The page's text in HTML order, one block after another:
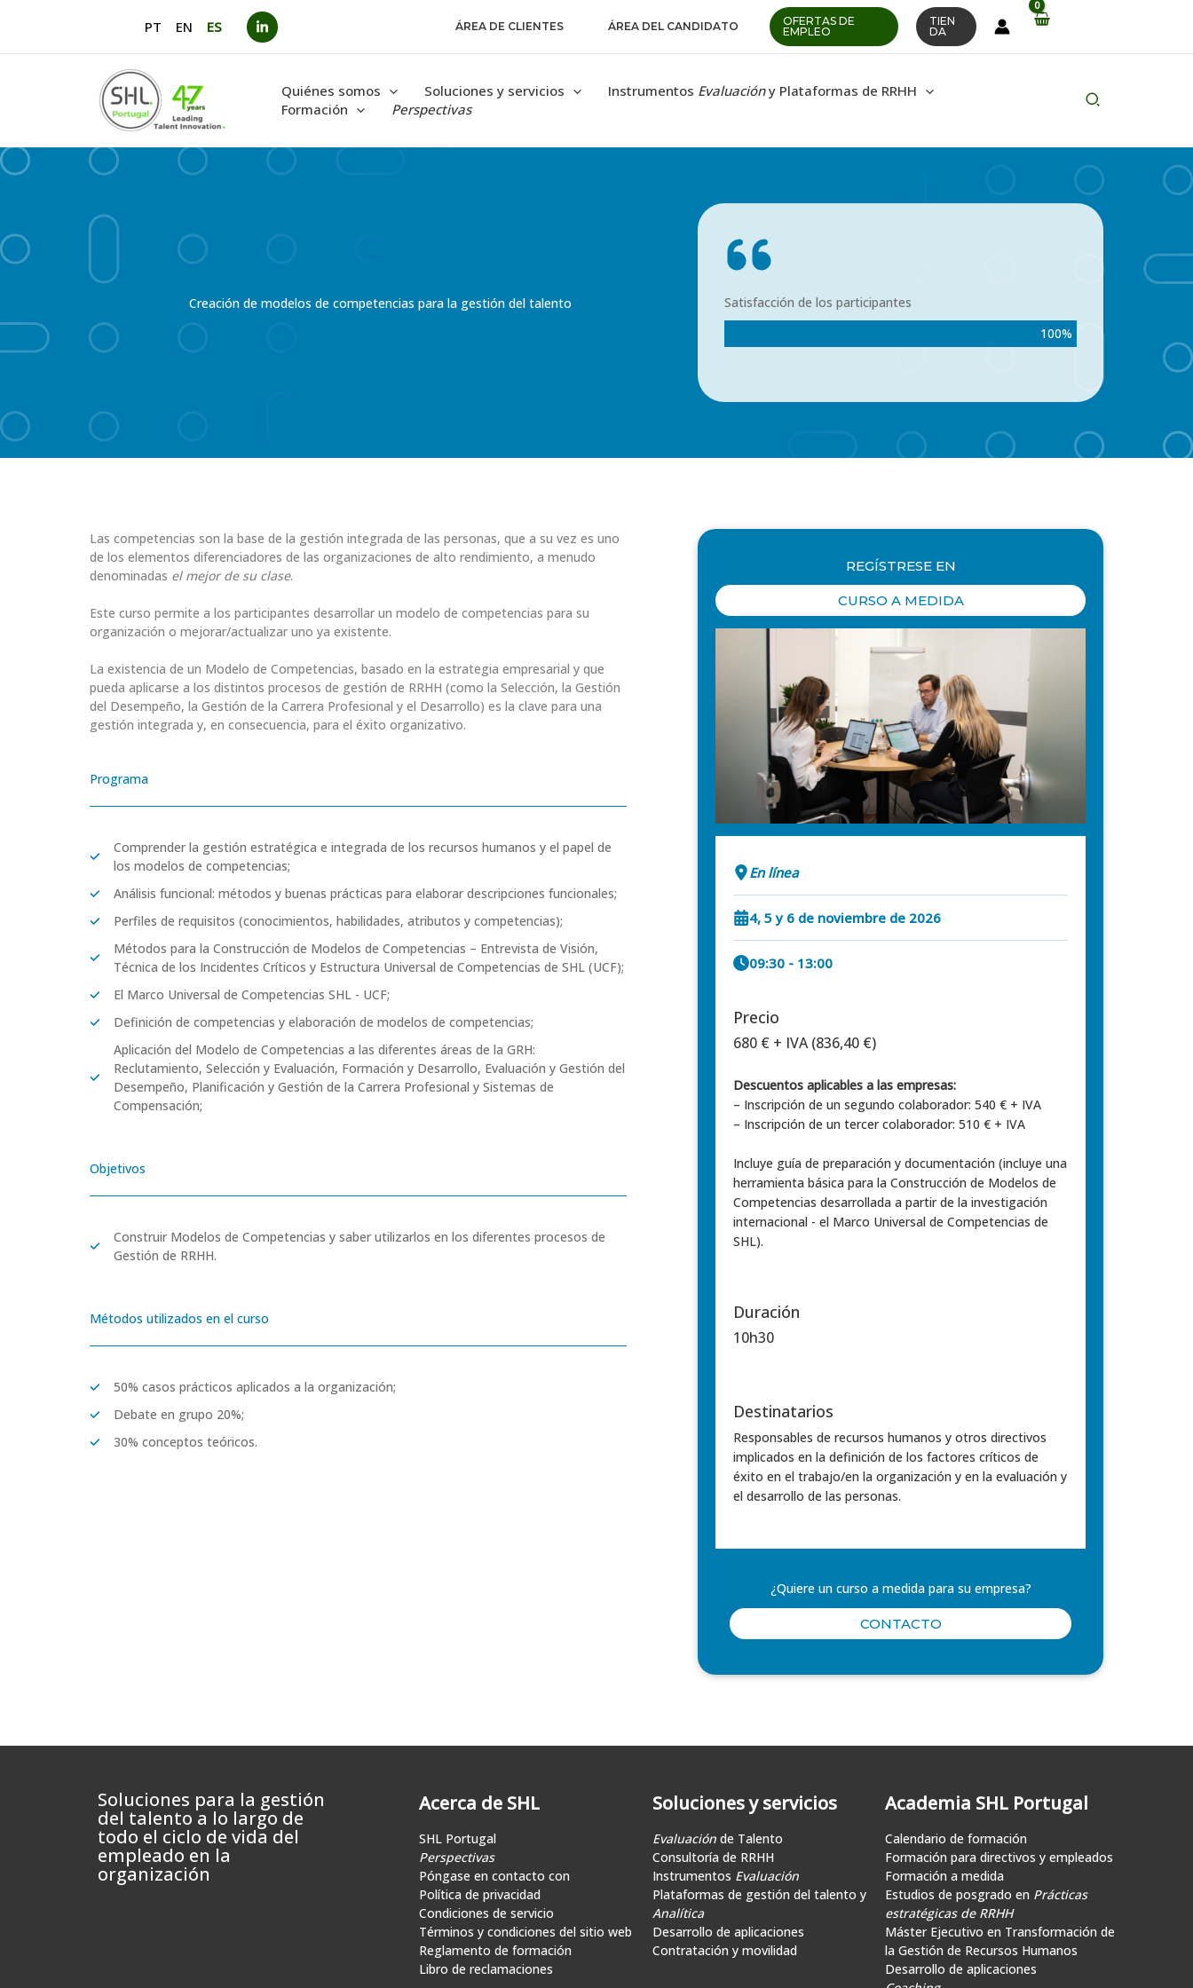
PT EN ES ÁREA DE CLIENTES ÁREA DEL CANDIDATO
OFERTAS DE
EMPLEO
TIEN
DA
Quiénes somos Soluciones y servicios Instrumentos Evaluacióny Plataformas de RRHH
Formación
Perspectivas
Buscar
Creación de modelos de competencias para la gestión del talento
Satisfacción de los participantes
100%
Las competencias son la base de la gestión integrada de las personas, que a su vez es uno
de los elementos diferenciadores de las organizaciones de alto rendimiento, a menudo
denominadas el mejor de su clase.
Este curso permite a los participantes desarrollar un modelo de competencias para su
organización o mejorar/actualizar uno ya existente.
La existencia de un Modelo de Competencias, basado en la estrategia empresarial y que
pueda aplicarse a los distintos procesos de gestión de RRHH (como la Selección, la Gestión
del Desempeño, la Gestión de la Carrera Profesional y el Desarrollo) es la clave para una
gestión integrada y, en consecuencia, para el éxito organizativo.
Programa
Comprender la gestión estratégica e integrada de los recursos humanos y el papel de
los modelos de competencias;
Análisis funcional: métodos y buenas prácticas para elaborar descripciones funcionales;
Perfiles de requisitos (conocimientos, habilidades, atributos y competencias);
Métodos para la Construcción de Modelos de Competencias – Entrevista de Visión,
Técnica de los Incidentes Críticos y Estructura Universal de Competencias de SHL (UCF);
El Marco Universal de Competencias SHL - UCF;
Definición de competencias y elaboración de modelos de competencias;
Aplicación del Modelo de Competencias a las diferentes áreas de la GRH:
Reclutamiento, Selección y Evaluación, Formación y Desarrollo, Evaluación y Gestión del
Desempeño, Planificación y Gestión de la Carrera Profesional y Sistemas de
Compensación;
Objetivos
Construir Modelos de Competencias y saber utilizarlos en los diferentes procesos de
Gestión de RRHH.
Métodos utilizados en el curso
50% casos prácticos aplicados a la organización;
Debate en grupo 20%;
30% conceptos teóricos.
REGÍSTRESE EN
CURSO A MEDIDA
En línea
4, 5 y 6 de noviembre de 2026
09:30 - 13:00
Precio
680 € + IVA (836,40 €)
Descuentos aplicables a las empresas:
– Inscripción de un segundo colaborador: 540 € + IVA
– Inscripción de un tercer colaborador: 510 € + IVA
Incluye guía de preparación y documentación (incluye una
herramienta básica para la Construcción de Modelos de
Competencias desarrollada a partir de la investigación
internacional - el Marco Universal de Competencias de
SHL).
Duración
10h30
Destinatarios
Responsables de recursos humanos y otros directivos
implicados en la definición de los factores críticos de
éxito en el trabajo/en la organización y en la evaluación y
el desarrollo de las personas.
¿Quiere un curso a medida para su empresa?
CONTACTO
Soluciones para la gestión
del talento a lo largo de
todo el ciclo de vida del
empleado en la
organización
Acerca de SHL
SHL Portugal
Perspectivas
Póngase en contacto con
Política de privacidad
Condiciones de servicio
Términos y condiciones del sitio web
Reglamento de formación
Libro de reclamaciones
Soluciones y servicios
Evaluaciónde Talento
Consultoría de RRHH
Instrumentos Evaluación
Plataformas de gestión del talento y
Analítica
Desarrollo de aplicaciones
Contratación y movilidad
Academia SHL Portugal
Calendario de formación
Formación para directivos y empleados
Formación a medida
Estudios de posgrado en Prácticas
estratégicas de RRHH
Máster Ejecutivo en Transformación de
la Gestión de Recursos Humanos
Desarrollo de aplicaciones